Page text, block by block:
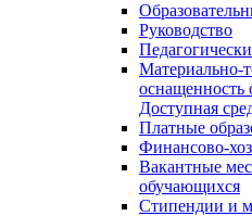
Руководство
Материально-
оснащенность
Доступная
Платные
Финансово-
Вакантные
обучающихся
Стипендии и